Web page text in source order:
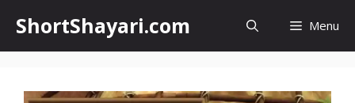
content
ShortShayari.com Menu